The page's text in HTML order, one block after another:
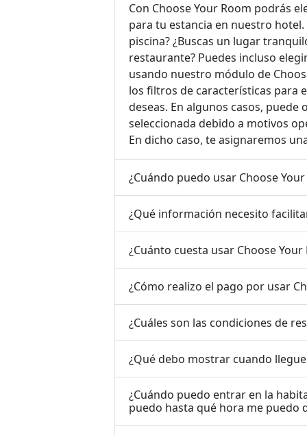
Con Choose Your Room podrás
para tu estancia en nuestro
piscina? ¿Buscas un lugar
restaurante? Puedes incluso
usando nuestro módulo de
los filtros de características para
deseas. En algunos casos,
seleccionada debido a motivos
En dicho caso, te asignaremos
¿Cuándo puedo usar Choose
¿Qué información necesito
¿Cuánto cuesta usar Choose Your
¿Cómo realizo el pago por usar
¿Cuáles son las condiciones de
¿Qué debo mostrar cuando
¿Cuándo puedo entrar en la
puedo hasta qué hora me puedo